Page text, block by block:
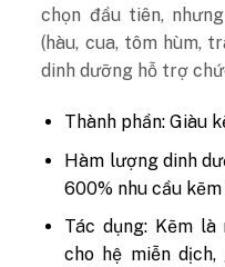
chọn đầu tiên,
(hàu, cua, tôm hùm,
dinh dưỡng hỗ trợ
Thành phần: Giàu
Hàm lượng dinh
600% nhu cầu
Tác dụng: Kẽm
cho hệ miễn